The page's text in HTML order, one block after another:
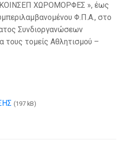
ΚΟΙΝΣΕΠ ΧΩΡΟΜΟΡΦΕΣ », έως
Φ.Π.Α., στο
Συνδιοργανώσεων
τους τομείς Αθλητισμού –
(197 kB)